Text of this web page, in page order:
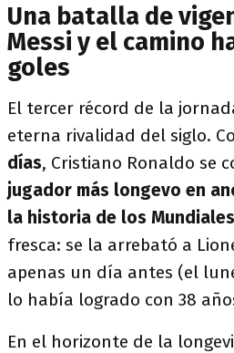
Una batalla de
Messi y el camino
goles
El tercer récord de la
eterna rivalidad del siglo.
días, Cristiano Ronaldo se
jugador más longevo en
la historia de los Mundiales
fresca: se la arrebató a
apenas un día antes (el
lo había logrado con 38
En el horizonte de la